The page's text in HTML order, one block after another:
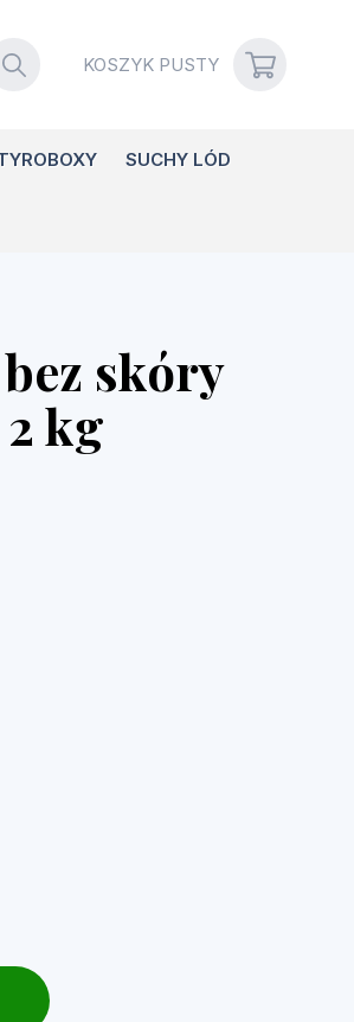
KOSZYK PUSTY
SUCHY LÓD
skóry
kg